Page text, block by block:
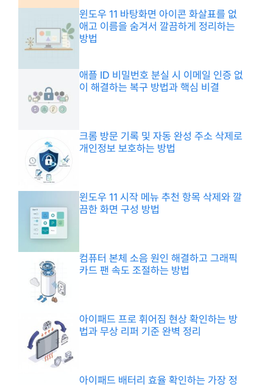
윈도우 11 바탕화면 아이콘 화살표를 없
애고 이름을 숨겨서 깔끔하게 정리하는
방법
애플 ID 비밀번호 분실 시 이메일 인증 없
이 해결하는 복구 방법과 핵심 비결
크롬 방문 기록 및 자동 완성 주소 삭제로
개인정보 보호하는 방법
윈도우 11 시작 메뉴 추천 항목 삭제와 깔
끔한 화면 구성 방법
컴퓨터 본체 소음 원인 해결하고 그래픽
카드 팬 속도 조절하는 방법
아이패드 프로 휘어짐 현상 확인하는 방
법과 무상 리퍼 기준 완벽 정리
아이패드 배터리 효율 확인하는 가장 정